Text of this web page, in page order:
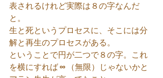
表されるけれど実際は８の字なんだ
と。
生と死というプロセスに、そこには分
解と再生のプロセスがある。
ということで円が二つで８の字。これ
を横にすれば ∞
（無限）じゃないかと